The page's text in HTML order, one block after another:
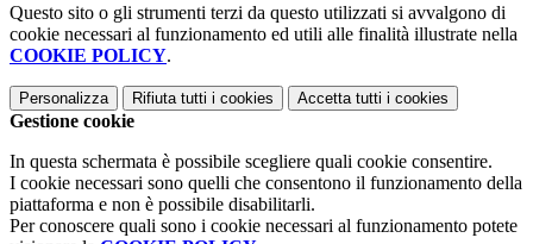
Questo sito o gli strumenti terzi da questo utilizzati si avvalgono di
cookie necessari al funzionamento ed utili alle finalità illustrate nella
COOKIE POLICY.
Personalizza Rifiuta tutti i cookies Accetta tutti i cookies
Gestione cookie
In questa schermata è possibile scegliere quali cookie consentire.
I cookie necessari sono quelli che consentono il funzionamento della
piattaforma e non è possibile disabilitarli.
Per conoscere quali sono i cookie necessari al funzionamento potete